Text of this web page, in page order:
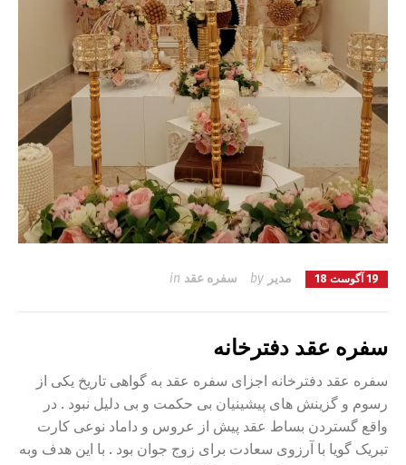
19 آگوست 18 مدیر سفره عقد
سفره عقد دفترخانه
سفره عقد دفترخانه اجزای سفره عقد به گواهی تاریخ یکی از
رسوم و گزینش های پیشینیان بی حکمت و بی دلیل نبود . در
واقع گستردن بساط عقد پیش از عروس و داماد نوعی کارت
تبریک گویا با آرزوی سعادت برای زوج جوان بود . با این هدف وبه